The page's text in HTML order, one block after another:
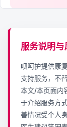
服务说明与
呗呵护提供康
支持服务，不
本文/本页面内
于介绍服务方
善情况受个人